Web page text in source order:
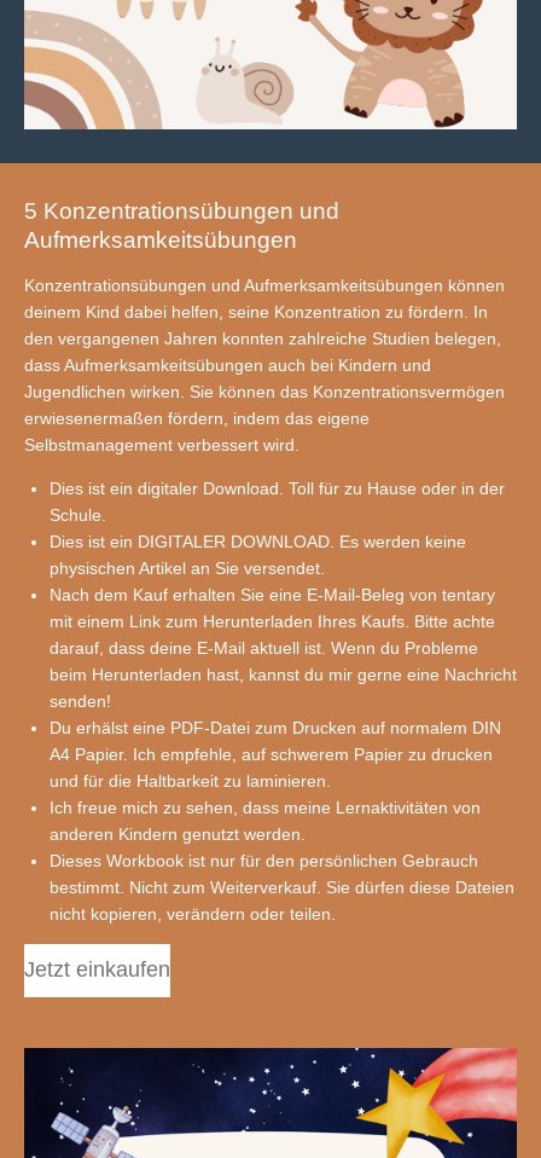
5 Konzentrationsübungen und
Aufmerksamkeitsübungen
Konzentrationsübungen und Aufmerksamkeitsübungen können
deinem Kind dabei helfen, seine Konzentration zu fördern. In
den vergangenen Jahren konnten zahlreiche Studien belegen,
dass Aufmerksamkeitsübungen auch bei Kindern und
Jugendlichen wirken. Sie können das Konzentrationsvermögen
erwiesenermaßen fördern, indem das eigene
Selbstmanagement verbessert wird.
Dies ist ein digitaler Download. Toll für zu Hause oder in der
Schule.
Dies ist ein DIGITALER DOWNLOAD. Es werden keine
physischen Artikel an Sie versendet.
Nach dem Kauf erhalten Sie eine E-Mail-Beleg von tentary
mit einem Link zum Herunterladen Ihres Kaufs. Bitte achte
darauf, dass deine E-Mail aktuell ist. Wenn du Probleme
beim Herunterladen hast, kannst du mir gerne eine Nachricht
senden!
Du erhälst eine PDF-Datei zum Drucken auf normalem DIN
A4 Papier. Ich empfehle, auf schwerem Papier zu drucken
und für die Haltbarkeit zu laminieren.
Ich freue mich zu sehen, dass meine Lernaktivitäten von
anderen Kindern genutzt werden.
Dieses Workbook ist nur für den persönlichen Gebrauch
bestimmt. Nicht zum Weiterverkauf. Sie dürfen diese Dateien
nicht kopieren, verändern oder teilen.
Jetzt einkaufen